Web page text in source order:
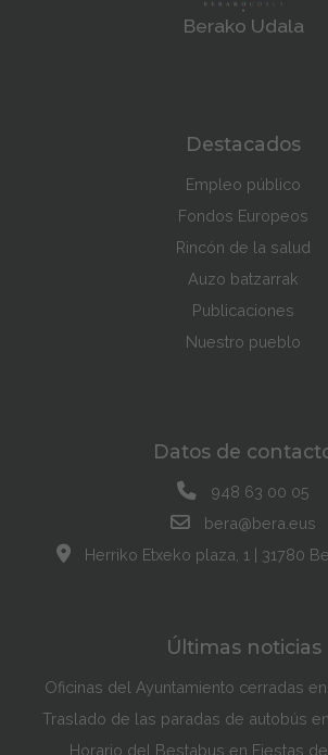
Berako Udala
Destacados
Empleo público
Fondos Europeos
Rincón de la salud
Auzo batzarrak
Publicaciones
Nuestro pueblo
Datos de
948 63 00 05
bera@bera.eus
Herriko Etxeko plaza, 1 | 31780
Últimas noticias
Oficinas del Ayuntamiento cerradas
Traslado de las paradas de autobús
Horario del Bestabus en Fiestas